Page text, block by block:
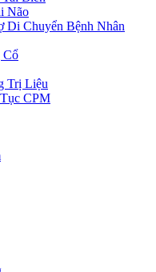
Não
Di Chuyển Bệnh Nhân
Cổ
Trị Liệu
CPM